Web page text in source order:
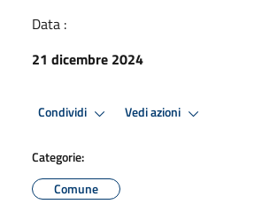
Data :
21 dicembre 2024
Condividi Vedi azioni
Categorie:
Comune